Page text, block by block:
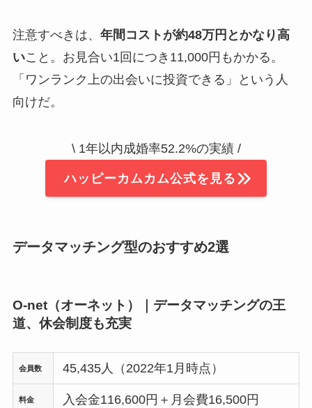
注意すべきは、 年間コストが約48万円とかなり高
いこと。お見合い1回につき11,000円もかかる。
「ワンランク上の出会いに投資できる」という人
向けだ。
\ 1年以内成婚率52.2%の実績 /
ハッピーカムカム公式を見る
データマッチング型のおすすめ2選
O-net（オーネット）｜データマッチングの王
道、休会制度も充実
会員数 45,435人（2022年1月時点）
料金 入会金116,600円＋月会費16,500円